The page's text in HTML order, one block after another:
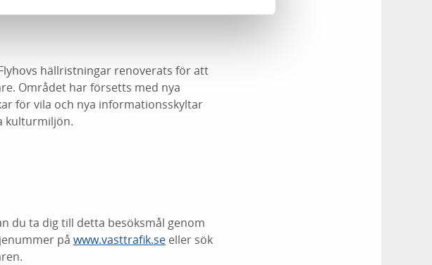
hällristningar renoverats för att
Området har försetts med nya
för vila och nya informationsskyltar
kulturmiljön.
du ta dig till detta besöksmål genom
på www.vasttrafik.se eller sök